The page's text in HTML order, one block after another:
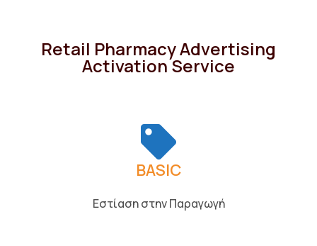
Retail Pharmacy Advertising
Activation Service
BASIC
Εστίαση στην Παραγωγή​